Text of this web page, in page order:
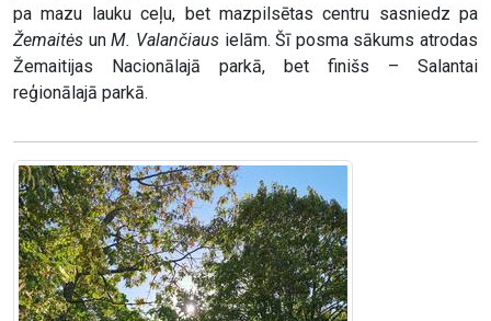
pa mazu lauku ceļu, bet mazpilsētas centru sasniedz pa
Žemaitės unM. Valančiausielām. Šī posma sākums atrodas
Žemaitijas Nacionālajā parkā, bet finišs – Salantai
reģionālajā parkā.